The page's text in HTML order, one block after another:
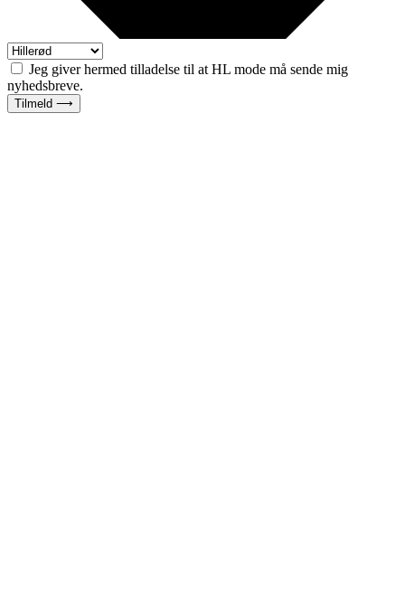
Jeg giver hermed tilladelse til at HL mode må sende mig
nyhedsbreve.
Tilmeld ⟶